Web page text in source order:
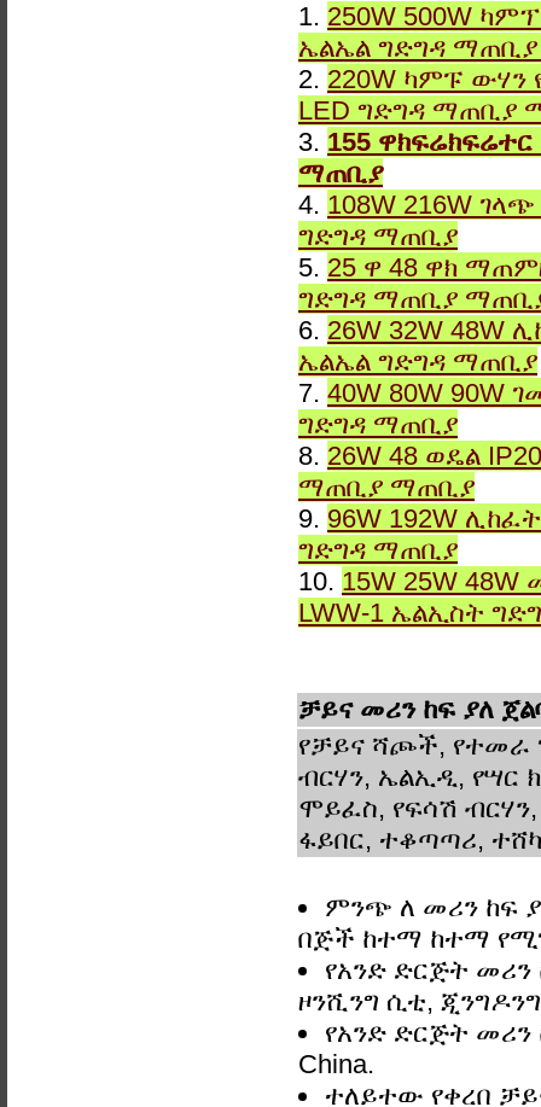
1. 250W 500W
ኤልኤል ግድግዳ
2. 220W ካምፑ ውሃን
LED ግድግዳ ማጠቢያ
3. 155 ዋክፍሬክፍሬተር
ማጠቢያ
4. 108W 216W
ግድግዳ ማጠቢያ
5. 25 ዋ 48 ዋክ
ግድግዳ ማጠቢያ
6. 26W 32W 48W
ኤልኤል ግድግዳ ማጠቢያ
7. 40W 80W 90W
ግድግዳ ማጠቢያ
8. 26W 48 ወዴል
ማጠቢያ ማጠቢያ
9. 96W 192W
ግድግዳ ማጠቢያ
10. 15W 25W
LWW-1 ኤልኢስት
ቻይና መሪን ከፍ ያለ
የቻይና ሻጮች, የተመራ
ብርሃን, ኤልኢዲ, የሣር
ሞይፈስ, የፍሳሽ
ፋይበር, ተቆጣጣሪ,
ምንጭ ለ መሪን ከፍ
በጅች ከተማ ከተማ
የአንድ ድርጅት መሪን
ዞንሺንግ ሲቲ,
የአንድ ድርጅት መሪን
China.
ተለይተው የቀረበ